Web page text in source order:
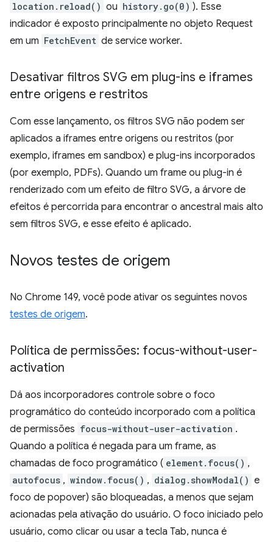
location.reload() ou history.go(0) ). Esse
indicador é exposto principalmente no objeto Request
em um FetchEvent de service worker.
Desativar filtros SVG em plug-ins e iframes
entre origens e restritos
Com esse lançamento, os filtros SVG não podem ser
aplicados a iframes entre origens ou restritos (por
exemplo, iframes em sandbox) e plug-ins incorporados
(por exemplo, PDFs). Quando um frame ou plug-in é
renderizado com um efeito de filtro SVG, a árvore de
efeitos é percorrida para encontrar o ancestral mais alto
sem filtros SVG, e esse efeito é aplicado.
Novos testes de origem
No Chrome 149, você pode ativar os seguintes novos
testes de origem.
Política de permissões: focus-without-user-
activation
Dá aos incorporadores controle sobre o foco
programático do conteúdo incorporado com a política
de permissões focus-without-user-activation .
Quando a política é negada para um frame, as
chamadas de foco programático ( element.focus() ,
autofocus , window.focus() , dialog.showModal() e
foco de popover) são bloqueadas, a menos que sejam
acionadas pela ativação do usuário. O foco iniciado pelo
usuário, como clicar ou usar a tecla Tab, nunca é